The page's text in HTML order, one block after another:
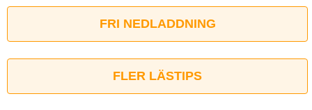
FRI NEDLADDNING
FLER LÄSTIPS